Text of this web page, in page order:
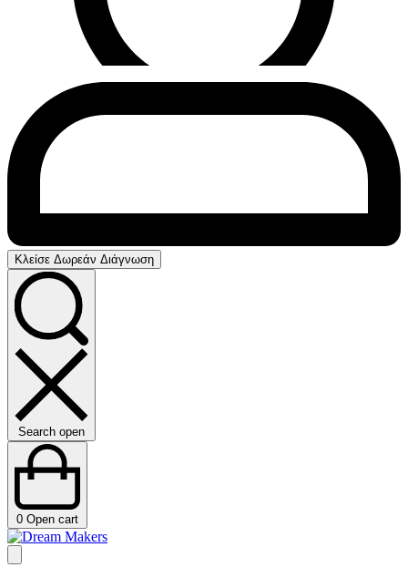
Κλείσε Δωρεάν Διάγνωση
Search open
0 Open cart